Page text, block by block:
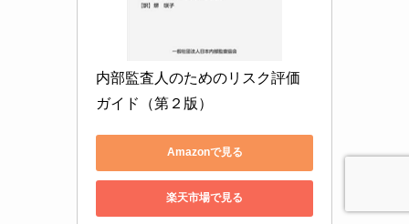
内部監査人のためのリスク評価
ガイド（第２版）
Amazonで見る
楽天市場で見る